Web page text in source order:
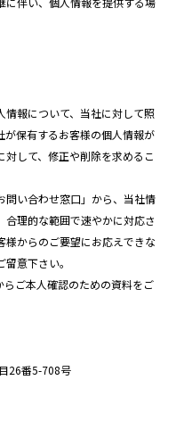
情報について、当社に対して照
保有するお客様の個人情報が
して、修正や削除を求めるこ
問い合わせ窓口」から、当社情
理的な範囲で速やかに対応さ
様からのご要望にお応えできな
意下さい。
ご本人確認のための資料をご
26番5-708号